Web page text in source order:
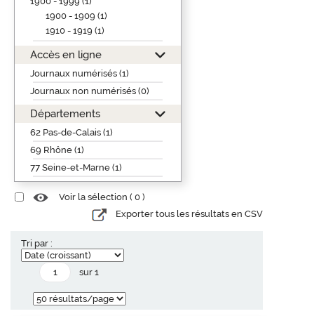
1900 - 1909 (1)
1910 - 1919 (1)
Accès en ligne
Journaux numérisés (1)
Journaux non numérisés (0)
Départements
62 Pas-de-Calais (1)
69 Rhône (1)
77 Seine-et-Marne (1)
Voir la sélection ( 0 )
Exporter tous les résultats en CSV
Tri par :
sur 1